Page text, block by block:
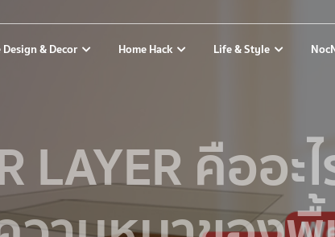
Design & Decor Home Hack Life & Style
LAYER คืออะ